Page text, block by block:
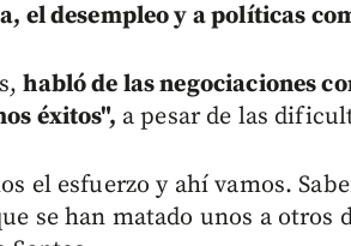
el desempleo y a políticas
habló de las negociaciones
éxitos", a pesar de las
el esfuerzo y ahí vamos.
se han matado unos a